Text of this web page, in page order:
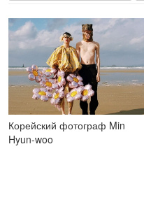
Корейский фотограф Min
Hyun-woo